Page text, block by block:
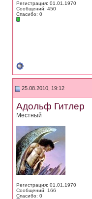
Регистрация: 01.01.1970
Сообщений: 450
Спасибо: 0
25.08.2010, 19:12
Адольф Гитлер
Местный
Регистрация: 01.01.1970
Сообщений: 166
Спасибо: 0